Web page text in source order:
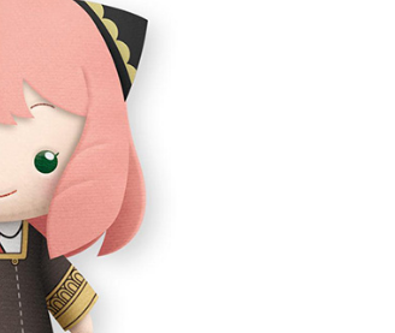
宅配-木棉花樂園專用
NT$100/pesanan | Penghantaran percuma untuk
NT$1,300 atau lebih
宅配-離島(澎湖/金門/馬祖)-木棉花樂園專用
NT$220/pesanan
黑貓宅配-貨到付款
NT$150/pesanan